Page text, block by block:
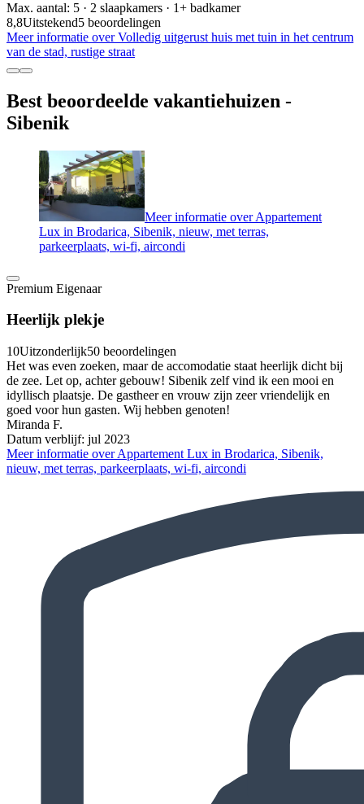
Max. aantal: 5 · 2 slaapkamers · 1+ badkamer
8,8Uitstekend5 beoordelingen
Meer informatie over Volledig uitgerust huis met tuin in het centrum
van de stad, rustige straat
Best beoordeelde vakantiehuizen -
Sibenik
Meer informatie over Appartement
Lux in Brodarica, Sibenik, nieuw, met terras,
parkeerplaats, wi-fi, aircondi
Premium Eigenaar
Heerlijk plekje
10Uitzonderlijk50 beoordelingen
Het was even zoeken, maar de accomodatie staat heerlijk dicht bij
de zee. Let op, achter gebouw! Sibenik zelf vind ik een mooi en
idyllisch plaatsje. De gastheer en vrouw zijn zeer vriendelijk en
goed voor hun gasten. Wij hebben genoten!
Miranda F.
Datum verblijf: jul 2023
Meer informatie over Appartement Lux in Brodarica, Sibenik,
nieuw, met terras, parkeerplaats, wi-fi, aircondi